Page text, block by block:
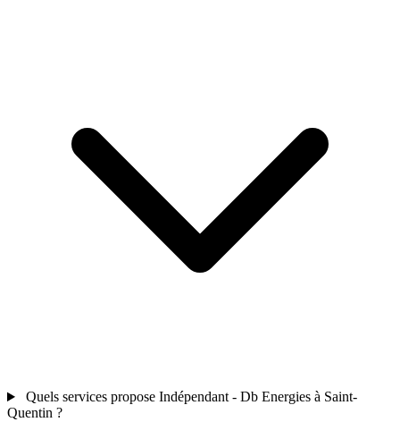
Quels services propose Indépendant - Db Energies à Saint-
Quentin ?